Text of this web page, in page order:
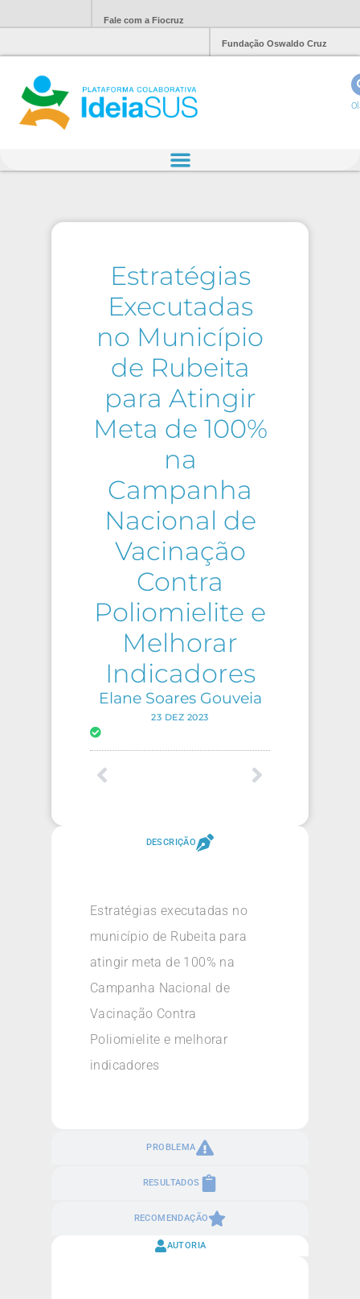
Fale com a Fiocruz
Fundação Oswaldo Cruz
Estratégias
Executadas
no Município
de Rubeita
para Atingir
Meta de 100%
na
Campanha
Nacional de
Vacinação
Contra
Poliomielite e
Melhorar
Indicadores
Elane Soares Gouveia
23 DEZ 2023
DESCRIÇÃO
PROBLEMA
RESULTADOS
RECOMENDAÇÃO
Estratégias executadas no
município de Rubeita para
atingir meta de 100% na
Campanha Nacional de
Vacinação Contra
Poliomielite e melhorar
indicadores
AUTORIA